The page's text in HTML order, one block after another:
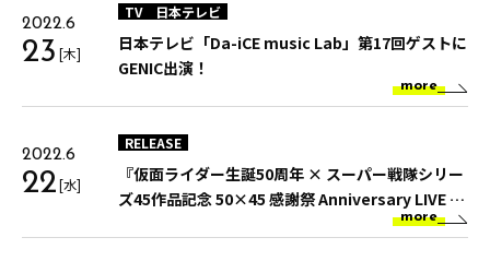
2022.6
23 [木]
TV 日本テレビ
日本テレビ「Da-iCE music Lab」第17回ゲストに
GENIC出演！
more
2022.6
22[水]
RELEASE
『仮面ライダー生誕50周年 × スーパー戦隊シリー
ズ45作品記念 50×45 感謝祭 Anniversary LIVE &
SHOW』 2022年6月22日（水）スペシャルパッケ
more